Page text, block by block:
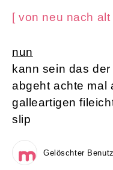
[ von neu nach
nun
kann sein das
abgeht achte mal
galleartigen
slip
Gelöschter